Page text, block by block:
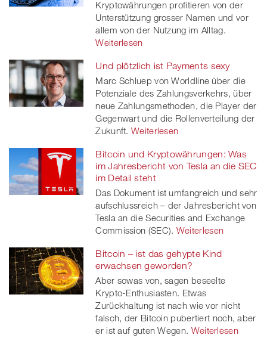
Kryptowährungen profitieren von der
Unterstützung grosser Namen und vor
allem von der Nutzung im Alltag.
Weiterlesen
Und plötzlich ist Payments sexy
Marc Schluep von Worldline über die
Potenziale des Zahlungsverkehrs, über
neue Zahlungsmethoden, die Player der
Gegenwart und die Rollenverteilung der
Zukunft.Weiterlesen
Bitcoin und Kryptowährungen: Was
im Jahresbericht von Tesla an die SEC
im Detail steht
Das Dokument ist umfangreich und sehr
aufschlussreich – der Jahresbericht von
Tesla an die Securities and Exchange
Commission (SEC). Weiterlesen
Bitcoin – ist das gehypte Kind
erwachsen geworden?
Aber sowas von, sagen beseelte
Krypto-Enthusiasten. Etwas
Zurückhaltung ist nach wie vor nicht
falsch, der Bitcoin pubertiert noch, aber
er ist auf guten Wegen. Weiterlesen